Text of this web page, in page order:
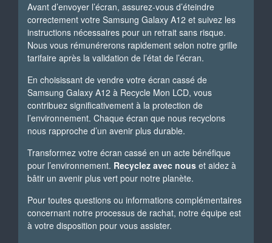
Avant d’envoyer l’écran, assurez-vous d’éteindre
correctement votre Samsung Galaxy A12 et suivez les
instructions nécessaires pour un retrait sans risque.
Nous vous rémunérerons rapidement selon notre grille
tarifaire après la validation de l’état de l’écran.
En choisissant de vendre votre écran cassé de
Samsung Galaxy A12 à Recycle Mon LCD, vous
contribuez significativement à la protection de
l’environnement. Chaque écran que nous recyclons
nous rapproche d’un avenir plus durable.
Transformez votre écran cassé en un acte bénéfique
pour l’environnement. Recyclez avec nous et aidez à
bâtir un avenir plus vert pour notre planète.
Pour toutes questions ou informations complémentaires
concernant notre processus de rachat, notre équipe est
à votre disposition pour vous assister.